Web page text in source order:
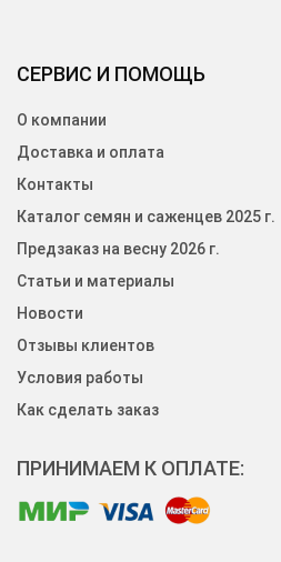
СЕРВИС И ПОМОЩЬ
О компании
Доставка и оплата
Контакты
Каталог семян и саженцев 2025 г.
Предзаказ на весну 2026 г.
Статьи и материалы
Новости
Отзывы клиентов
Условия работы
Как сделать заказ
ПРИНИМАЕМ К ОПЛАТЕ: